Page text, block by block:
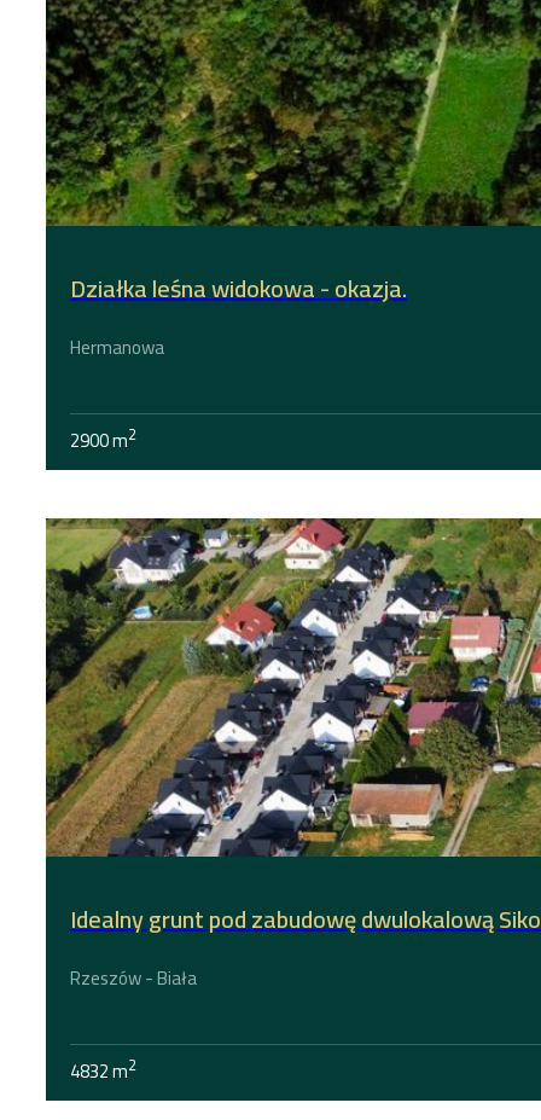
Działka leśna widokowa - okazja.
Hermanowa
2900 m2
Idealny grunt pod zabudowę dwulokalową
Rzeszów - Biała
4832 m2